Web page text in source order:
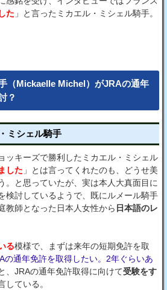
た 」と言ったミカエル・ミシェル騎手。
（Mickaelle Michel）がJRAの通年
？
ミシェル騎手
ッキーズで勝利したミカエル・ミシェル
した 」とは言ってくれたのも、どうせ美
。と思っていたが、実は本人大真面目に
検討しているようで、既にルメール騎手
教師となった日本人女性から 日本語のレ
る模様で、まずは来年の短期免許を取
の通年免許を取得したい。2年ぐらいあ
、JRAの通年免許取得に向けて受験をす
している。